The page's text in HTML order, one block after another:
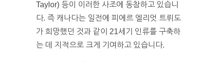
Taylor) 등이 이러한 사조에 동참하고 있습니
다. 즉 캐나다는 일전에 피에르 엘리엇 트뤼도
가 희망했던 것과 같이 21세기 인류를 구축하
는 데 지적으로 크게 기여하고 있습니다.